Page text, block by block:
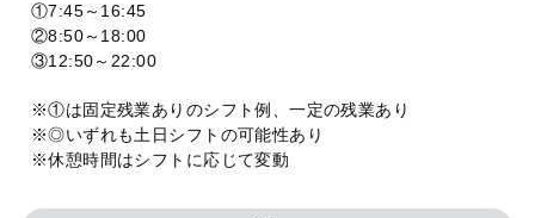
①7:45～16:45
②8:50～18:00
③12:50～22:00
※①は固定残業ありのシフト例、一定の残業あり
※◎いずれも土日シフトの可能性あり
※休憩時間はシフトに応じて変動